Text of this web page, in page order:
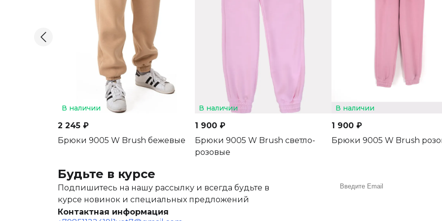
В наличии
2 245 ₽
Брюки 9005 W Brush бежевые
В наличии
1 900 ₽
Брюки 9005 W Brush светло-
розовые
В наличии
1 900 ₽
Брюки 9005 W Brush
Будьте в курсе
Подпишитесь на нашу рассылку и всегда будьте в
курсе новинок и специальных предложений
Контактная информация